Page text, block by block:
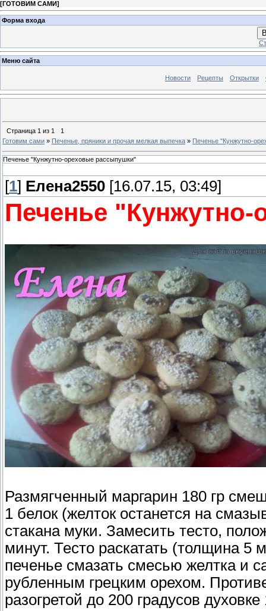
[ГОТОВИМ САМИ]
Форма входа
Меню сайта
Новости Рецепты Открытки
Страница 1 из 1
1
Готовим сами » Печенье, пряники и прочая мелкая выпечка » Печенье "Кунжутно-
Печенье "Кунжутно-ореховые рассыпушки"
[1] Елена2550 [16.07.15, 03:49]
Печенье
Размягченный маргарин 180 гр
1 белок (желток останется на
стакана муки. Замесить тесто,
минут. Тесто раскатать (толщина
печенье смазать смесью желтка и
рубленным грецким орехом.
разогретой до 200 градусов